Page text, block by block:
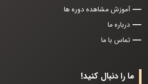
آموزش مشاهده دوره ها
درباره ما
تماس با ما
ما را دنبال کنید!